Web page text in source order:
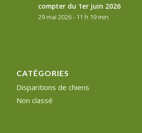
compter du 1er juin 2026
29 mai 2026 - 11 h 19 min
CATÉGORIES
Disparitions de chiens
Non classé